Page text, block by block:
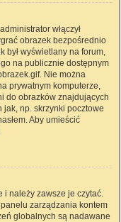
włączył
obrazek bezpośrednio
był wyświetlany na forum,
na publicznie dostępnym
Nie można
prywatnym komputerze,
do obrazków znajdujących
np. skrzynki pocztowe
Aby umieścić
.
i należy zawsze je czytać.
zarządzania kontem
globalnych są nadawane